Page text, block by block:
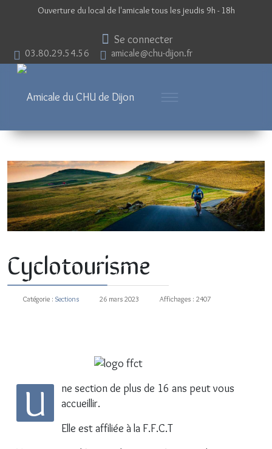
Ouverture du local de l'amicale tous les jeudis 9h - 18h
Se connecter
03.80.29.54.56 amicale@chu-dijon.fr
Cyclotourisme
Catégorie : Sections 26 mars 2023 Affichages : 2407
U
ne section de plus de 16 ans peut vous
accueillir.
Elle est affiliée à la F.F.C.T